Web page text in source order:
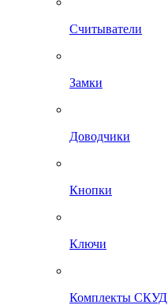
Считыватели
Замки
Доводчики
Кнопки
Ключи
Комплекты СКУД